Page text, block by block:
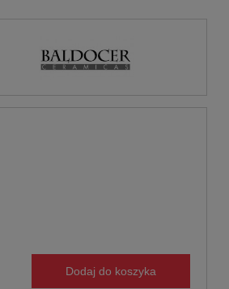
Dodaj do koszyka